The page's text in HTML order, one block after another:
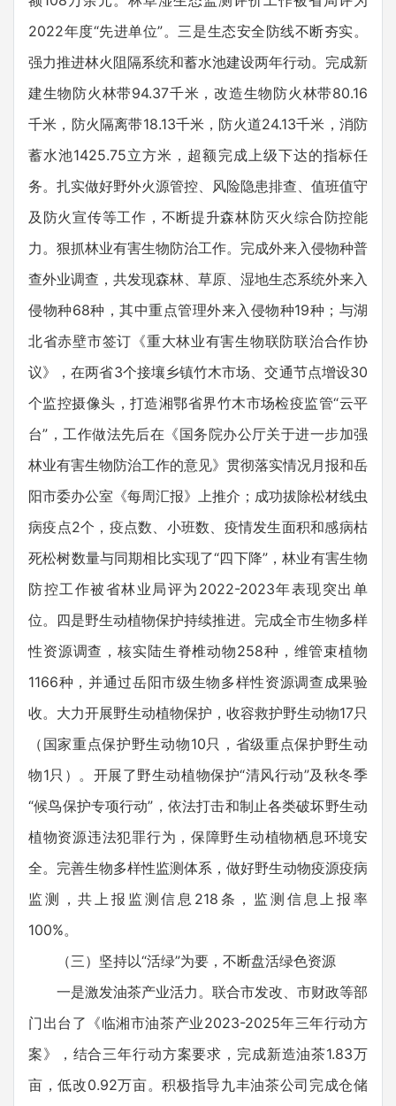
2022年度“先进单位”。三是生态安全防线不断夯实。
强力推进林火阻隔系统和蓄水池建设两年行动。完成新
建生物防火林带94.37千米，改造生物防火林带80.16
千米，防火隔离带18.13千米，防火道24.13千米，消防
蓄水池1425.75立方米，超额完成上级下达的指标任
务。扎实做好野外火源管控、风险隐患排查、值班值守
及防火宣传等工作，不断提升森林防灭火综合防控能
力。狠抓林业有害生物防治工作。完成外来入侵物种普
查外业调查，共发现森林、草原、湿地生态系统外来入
侵物种68种，其中重点管理外来入侵物种19种；与湖
北省赤壁市签订《重大林业有害生物联防联治合作协
议》，在两省3个接壤乡镇竹木市场、交通节点增设30
个监控摄像头，打造湘鄂省界竹木市场检疫监管“云平
台”，工作做法先后在《国务院办公厅关于进一步加强
林业有害生物防治工作的意见》贯彻落实情况月报和岳
阳市委办公室《每周汇报》上推介；成功拔除松材线虫
病疫点2个，疫点数、小班数、疫情发生面积和感病枯
死松树数量与同期相比实现了“四下降”，林业有害生物
防控工作被省林业局评为2022-2023年表现突出单
位。四是野生动植物保护持续推进。完成全市生物多样
性资源调查，核实陆生脊椎动物258种，维管束植物
1166种，并通过岳阳市级生物多样性资源调查成果验
收。大力开展野生动植物保护，收容救护野生动物17只
（国家重点保护野生动物10只，省级重点保护野生动
物1只）。开展了野生动植物保护“清风行动”及秋冬季
“候鸟保护专项行动”，依法打击和制止各类破坏野生动
植物资源违法犯罪行为，保障野生动植物栖息环境安
全。完善生物多样性监测体系，做好野生动物疫源疫病
监测，共上报监测信息218条，监测信息上报率
100%。
（三）坚持以“活绿”为要，不断盘活绿色资源
一是激发油茶产业活力。联合市发改、市财政等部
门出台了《临湘市油茶产业2023-2025年三年行动方
案》，结合三年行动方案要求，完成新造油茶1.83万
亩，低改0.92万亩。积极指导九丰油茶公司完成仓储